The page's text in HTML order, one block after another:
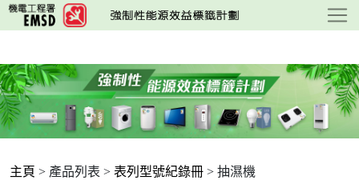
跳
至
要
內
容
主頁 > 產品列表 > 表列型號紀錄冊 > 抽濕機